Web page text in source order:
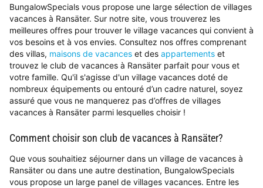
BungalowSpecials vous propose une large sélection de villages
vacances à Ransäter. Sur notre site, vous trouverez les
meilleures offres pour trouver le village vacances qui convient à
vos besoins et à vos envies. Consultez nos offres comprenant
des villas, maisons de vacances et des appartements et
trouvez le club de vacances à Ransäter parfait pour vous et
votre famille. Qu'il s'agisse d'un village vacances doté de
nombreux équipements ou entouré d’un cadre naturel, soyez
assuré que vous ne manquerez pas d’offres de villages
vacances à Ransäter parmi lesquelles choisir !
Comment choisir son club de vacances à Ransäter?
Que vous souhaitiez séjourner dans un village de vacances à
Ransäter ou dans une autre destination, BungalowSpecials
vous propose un large panel de villages vacances. Entre les